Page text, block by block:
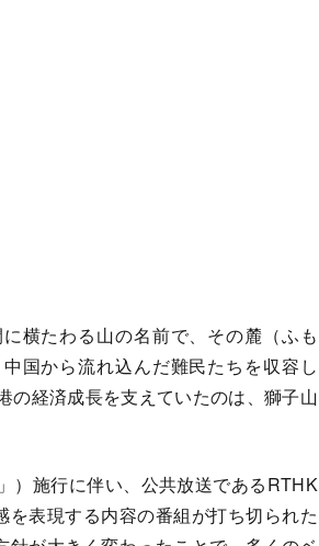
横たわる山の名前で、その麓（ふも
国から流れ込んだ難民たちを収容し
の経済成長を支えていたのは、獅子山
）施行に伴い、公共放送であるRTHK
表現する内容の番組が打ち切られた